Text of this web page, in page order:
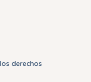
derechos